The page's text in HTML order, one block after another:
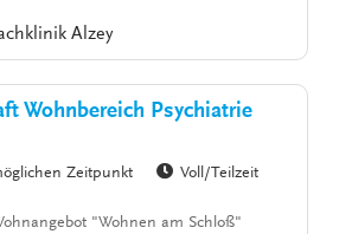
Alzey
Wohnbereich Psychiatrie
Zeitpunkt
Voll/Teilzeit
"Wohnen am Schloß"